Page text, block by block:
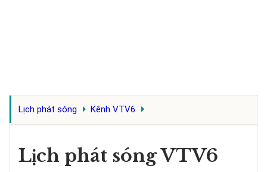
Lịch phát sóng Kênh VTV6
Lịch phát sóng VTV6